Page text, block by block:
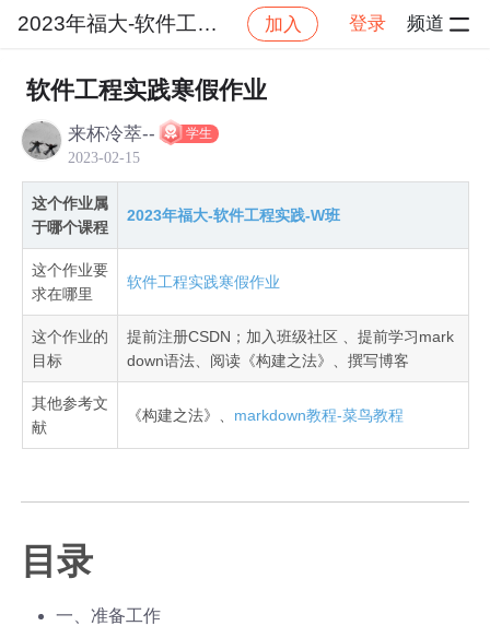
2023年福大-软件工程实践-W班 加入 登录 频道
社区 2023年福大-软件工程实践-W班
软件工程实践寒假作业
来杯冷萃-- 学生
2023-02-15
这个作业属
于哪个课程
2023年福大-软件工程实践-W班
这个作业要
求在哪里
软件工程实践寒假作业
这个作业的
目标
提前注册CSDN；加入班级社区 、提前学习mark
down语法、阅读《构建之法》、撰写博客
其他参考文
献
《构建之法》、 markdown教程-菜鸟教程
目录
一、准备工作